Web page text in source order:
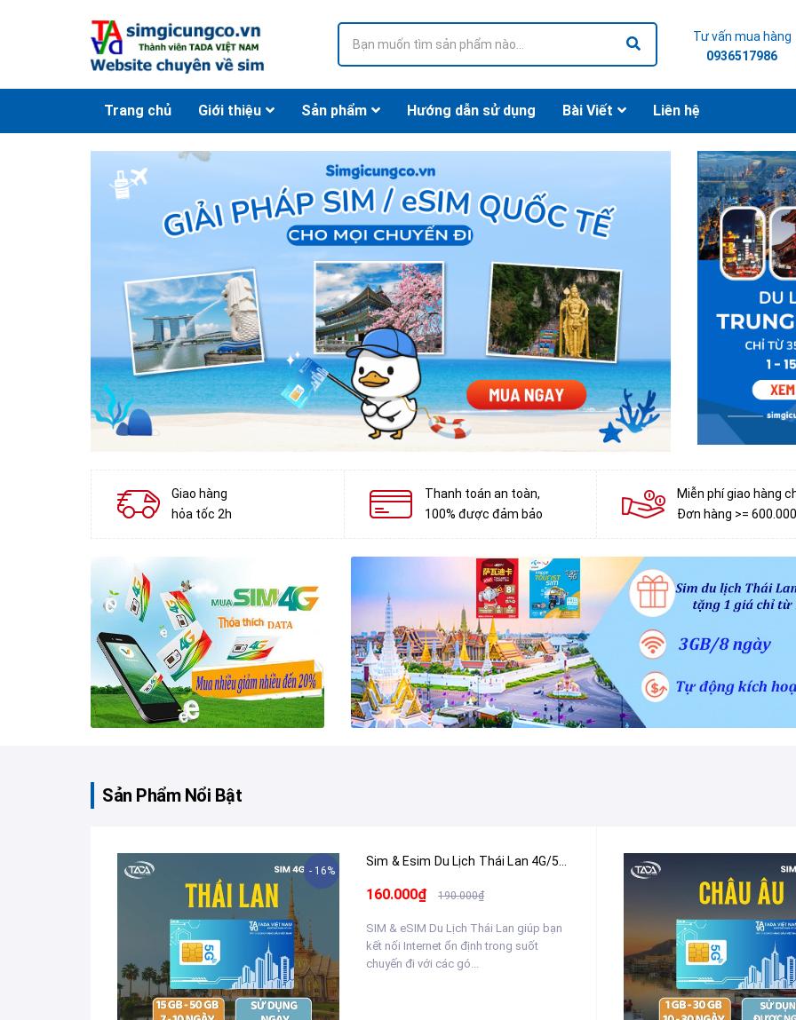
Tư vấn mua hàng
0936517986
Trang chủ Giới thiệu Sản phẩm Hướng dẫn sử dụng Bài Viết Liên hệ
Giao hàng
hỏa tốc 2h
Thanh toán an toàn,
100% được đảm bảo
Miễn phí giao hàng
Đơn hàng >=
Sản Phẩm Nổi Bật
- 16%
Sim & Esim Du Lịch Thái Lan 4G/5G - Nhận Tại Việt Nam
160.000₫ 190.000₫
SIM & eSIM Du Lịch Thái Lan giúp bạn
kết nối Internet ổn định trong suốt
chuyến đi với các gó...